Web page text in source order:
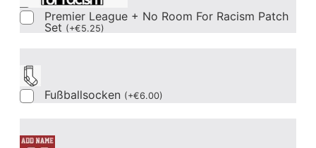
Premier League + No Room For Racism Patch
Set (+€5.25)
Fußballsocken (+€6.00)